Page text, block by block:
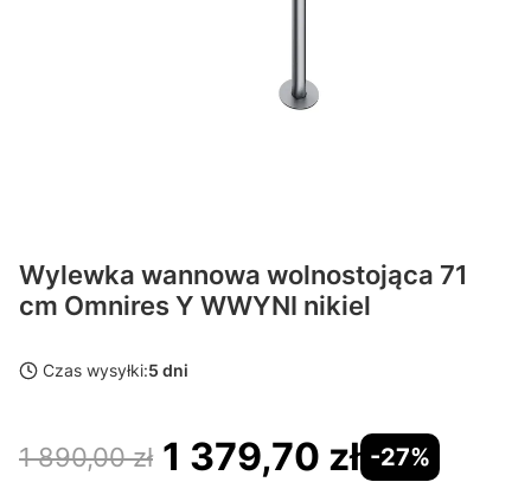
Wylewka wannowa wolnostojąca 71
cm Omnires Y WWYNI nikiel
Czas wysyłki:5 dni
1 890,00 zł 1 379,70 zł -27%